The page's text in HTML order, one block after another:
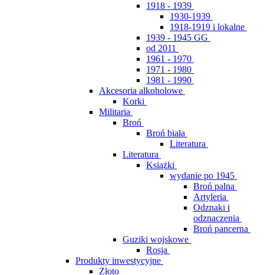
1918 - 1939
1930-1939
1918-1919 i lokalne
1939 - 1945 GG
od 2011
1961 - 1970
1971 - 1980
1981 - 1990
Akcesoria alkoholowe
Korki
Militaria
Broń
Broń biała
Literatura
Literatura
Książki
wydanie po 1945
Broń palna
Artyleria
Odznaki i
odznaczenia
Broń pancerna
Guziki wojskowe
Rosja
Produkty inwestycyjne
Złoto